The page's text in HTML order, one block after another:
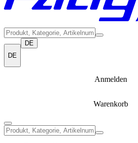
DE
DE
Anmelden
Warenkorb